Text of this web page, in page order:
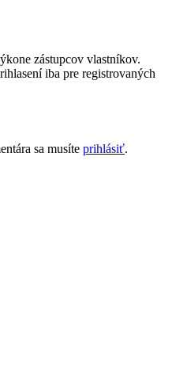
zástupcov vlastníkov.
iba pre registrovaných
sa musíte prihlásiť.